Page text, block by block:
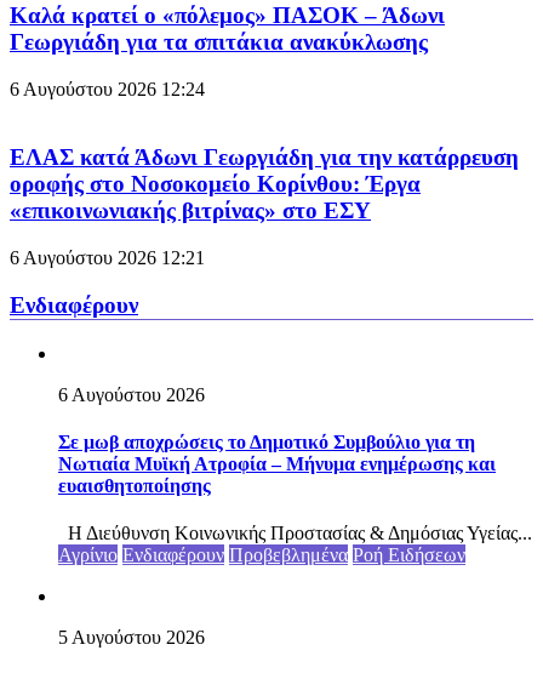
Καλά κρατεί ο «πόλεμος» ΠΑΣΟΚ – Άδωνι
Γεωργιάδη για τα σπιτάκια ανακύκλωσης
6 Αυγούστου 2026 12:24
ΕΛΑΣ κατά Άδωνι Γεωργιάδη για την κατάρρευση
οροφής στο Νοσοκομείο Κορίνθου: Έργα
«επικοινωνιακής βιτρίνας» στο ΕΣΥ
6 Αυγούστου 2026 12:21
Ενδιαφέρουν
6 Αυγούστου 2026
Σε μωβ αποχρώσεις το Δημοτικό Συμβούλιο για τη
Νωτιαία Μυϊκή Ατροφία – Μήνυμα ενημέρωσης και
ευαισθητοποίησης
Η Διεύθυνση Κοινωνικής Προστασίας & Δημόσιας Υγείας...
Αγρίνιο Ενδιαφέρουν Προβεβλημένα Ροή Ειδήσεων
5 Αυγούστου 2026